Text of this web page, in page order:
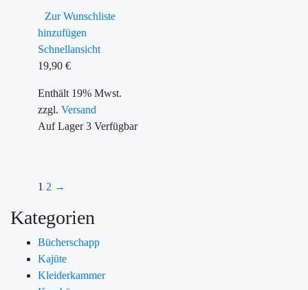
Zur Wunschliste
hinzufügen
Schnellansicht
19,90 €
Enthält 19% Mwst.
zzgl. Versand
Auf Lager3 Verfügbar
1 2 →
Kategorien
Bücherschapp
Kajüte
Kleiderkammer